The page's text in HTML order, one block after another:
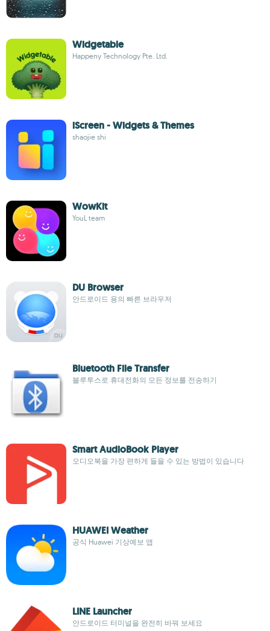
Widgetable
Happeny Technology Pte. Ltd.
iScreen - Widgets & Themes
shaojie shi
WowKit
YouL team
DU Browser
안드로이드 용의 빠른 브라우저
Bluetooth File Transfer
블루투스로 휴대전화의 모든 정보를 전송하기
Smart AudioBook Player
오디오북을 가장 편하게 들을 수 있는 방법이 있습니다
HUAWEI Weather
공식 Huawei 기상예보 앱
LINE Launcher
안드로이드 터미널을 완전히 바꿔 보세요